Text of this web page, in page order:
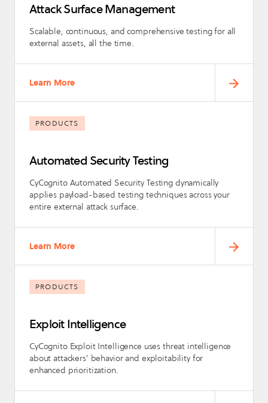
Attack Surface Management
Scalable, continuous, and comprehensive testing for all
external assets, all the time.
Learn More
PRODUCTS
Automated Security Testing
CyCognito Automated Security Testing dynamically
applies payload-based testing techniques across your
entire external attack surface.
Learn More
PRODUCTS
Exploit Intelligence
CyCognito Exploit Intelligence uses threat intelligence
about attackers’ behavior and exploitability for
enhanced prioritization.